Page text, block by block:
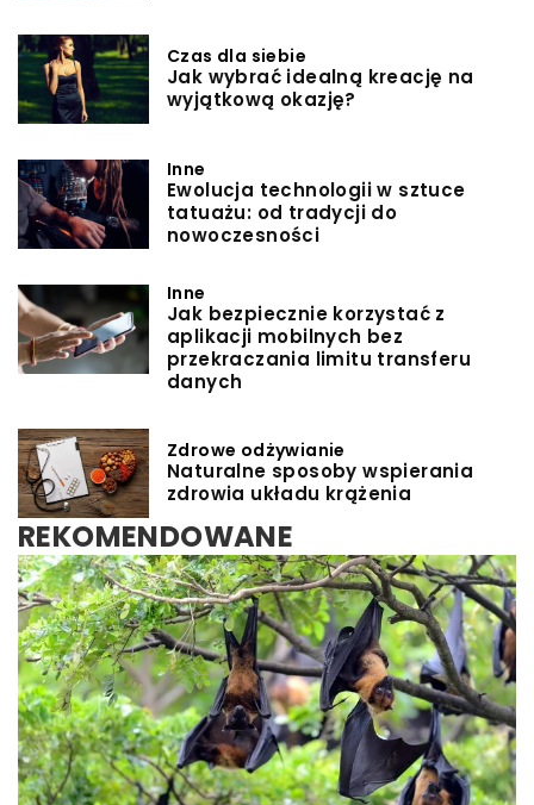
Czas dla siebie
Jak wybrać idealną kreację na
wyjątkową okazję?
Inne
Ewolucja technologii w sztuce
tatuażu: od tradycji do
nowoczesności
Inne
Jak bezpiecznie korzystać z
aplikacji mobilnych bez
przekraczania limitu transferu
danych
Zdrowe odżywianie
Naturalne sposoby wspierania
zdrowia układu krążenia
REKOMENDOWANE
INNE
Redaktor Blue Whale Press/15 grudnia 2024